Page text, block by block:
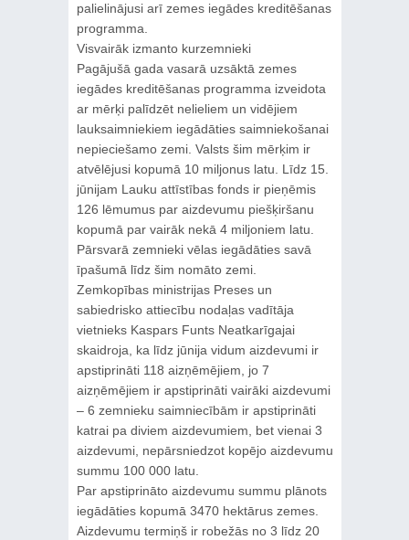
palielinājusi arī zemes iegādes kreditēšanas
programma.
Visvairāk izmanto kurzemnieki
Pagājušā gada vasarā uzsāktā zemes
iegādes kreditēšanas programma izveidota
ar mērķi palīdzēt nelieliem un vidējiem
lauksaimniekiem iegādāties saimniekošanai
nepieciešamo zemi. Valsts šim mērķim ir
atvēlējusi kopumā 10 miljonus latu. Līdz 15.
jūnijam Lauku attīstības fonds ir pieņēmis
126 lēmumus par aizdevumu piešķiršanu
kopumā par vairāk nekā 4 miljoniem latu.
Pārsvarā zemnieki vēlas iegādāties savā
īpašumā līdz šim nomāto zemi.
Zemkopības ministrijas Preses un
sabiedrisko attiecību nodaļas vadītāja
vietnieks Kaspars Funts Neatkarīgajai
skaidroja, ka līdz jūnija vidum aizdevumi ir
apstiprināti 118 aizņēmējiem, jo 7
aizņēmējiem ir apstiprināti vairāki aizdevumi
– 6 zemnieku saimniecībām ir apstiprināti
katrai pa diviem aizdevumiem, bet vienai 3
aizdevumi, nepārsniedzot kopējo aizdevumu
summu 100 000 latu.
Par apstiprināto aizdevumu summu plānots
iegādāties kopumā 3470 hektārus zemes.
Aizdevumu termiņš ir robežās no 3 līdz 20